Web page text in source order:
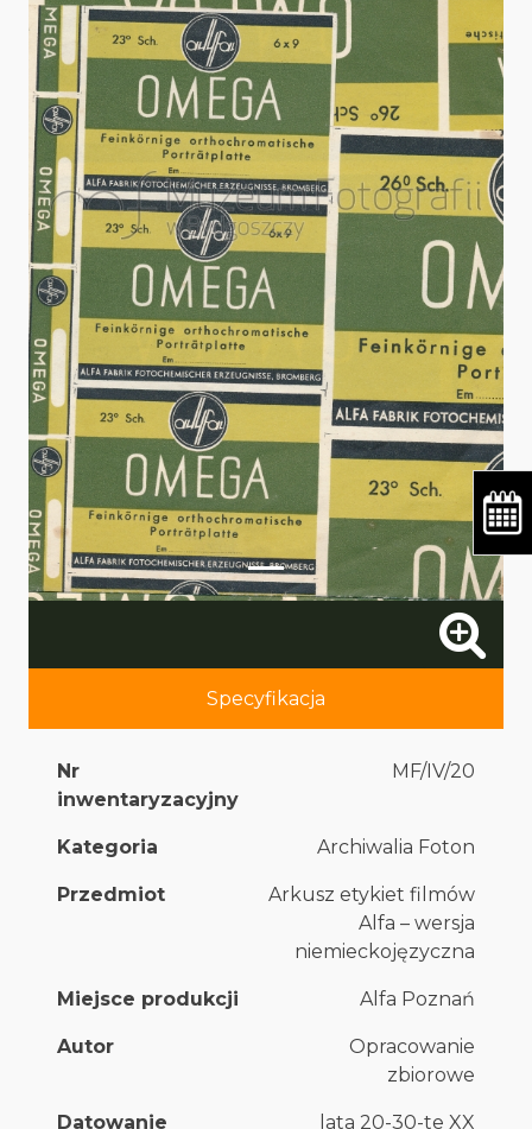
Specyfikacja
Nr
inwentaryzacyjny
MF/IV/20
Kategoria Archiwalia Foton
Przedmiot
Arkusz etykiet filmów
Alfa – wersja
niemieckojęzyczna
Miejsce produkcji Alfa Poznań
Autor
Opracowanie
zbiorowe
Datowanie
lata 20-30-te XX